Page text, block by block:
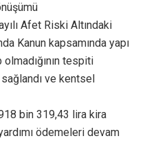
Afet Riski Altındaki
Kanun kapsamında yapı
tespiti
sağlandı ve kentsel
bin 319,43 lira kira
ödemeleri devam